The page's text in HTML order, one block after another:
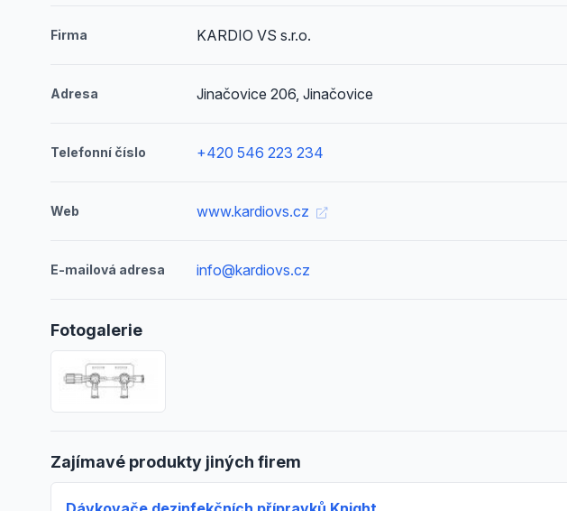
Firma KARDIO VS s.r.o.
Adresa Jinačovice 206, Jinačovice
Telefonní číslo +420 546 223 234
Web www.kardiovs.cz
E-mailová adresa info@kardiovs.cz
Fotogalerie
Zajímavé produkty jiných firem